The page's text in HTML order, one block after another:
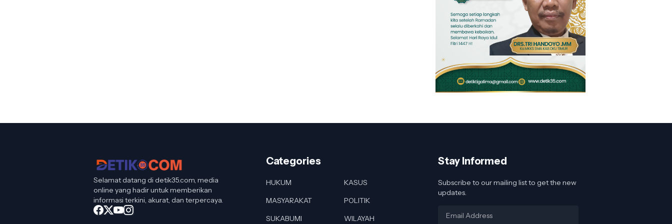
Selamat datang di detik35.com, media
online yang hadir untuk memberikan
informasi terkini, akurat, dan terpercaya.
Categories
HUKUM
KASUS
MASYARAKAT
POLITIK
SUKABUMI
WILAYAH
Stay Informed
Subscribe to our mailing list to get the new
updates.